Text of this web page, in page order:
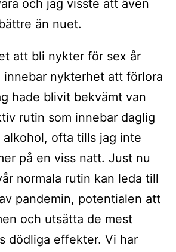
och jag visste att även
än nuet.
att bli nykter för sex år
innebar nykterhet att förlora
hade blivit bekvämt van
rutin som innebar daglig
alkohol, ofta tills jag inte
på en viss natt. Just nu
normala rutin kan leda till
pandemin, potentialen att
och utsätta de mest
dödliga effekter. Vi har